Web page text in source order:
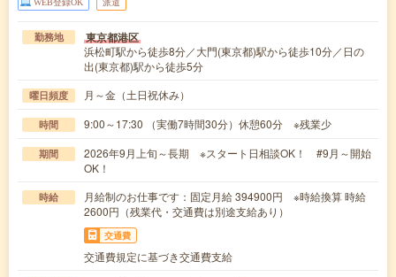
勤務地 東京都港区
浜松町駅から徒歩8分／大門(東京都)駅から徒歩10分／日の
出(東京都)駅から徒歩5分
曜日頻度 月～金（土日祝休み）
時間 9:00～17:30 （実働7時間30分）休憩60分 ※残業少
期間
2026年9月上旬～長期 ※スタート日相談OK！ #9月～開始
OK！
時給
月給制のお仕事です：固定月給 394900円 ※時給換算 時給
2600円（残業代・交通費は別途支給あり）
交通費
交通費規定に基づき交通費支給